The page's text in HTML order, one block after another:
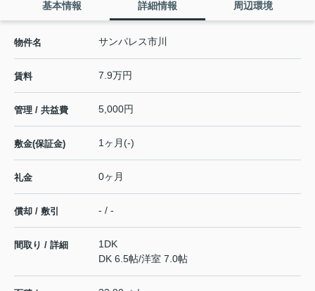
基本情報 詳細情報 周辺環境
物件名 サンパレス市川
賃料 7.9万円
管理 / 共益費 5,000円
敷金(保証金) 1ヶ月(-)
礼金 0ヶ月
償却 / 敷引 - / -
間取り / 詳細
1DK
DK 6.5帖/洋室 7.0帖